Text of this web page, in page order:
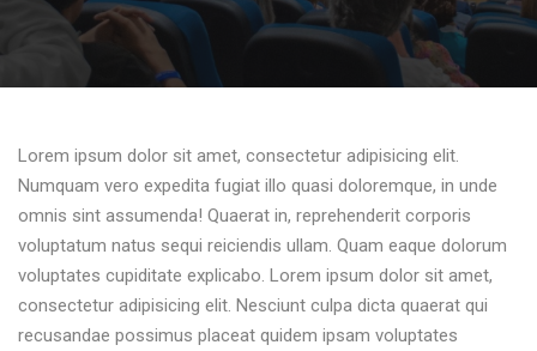
Lorem ipsum dolor sit amet, consectetur adipisicing elit.
Numquam vero expedita fugiat illo quasi doloremque, in unde
omnis sint assumenda! Quaerat in, reprehenderit corporis
voluptatum natus sequi reiciendis ullam. Quam eaque dolorum
voluptates cupiditate explicabo. Lorem ipsum dolor sit amet,
consectetur adipisicing elit. Nesciunt culpa dicta quaerat qui
recusandae possimus placeat quidem ipsam voluptates